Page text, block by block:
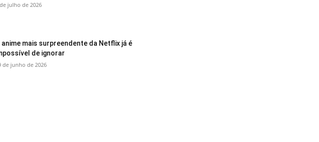
julho de 2026
anime mais surpreendente da Netflix já é
de ignorar
de junho de 2026